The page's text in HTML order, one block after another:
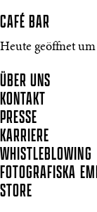
CAFÉ BAR
Heute geöffnet um
ÜBER UNS
KONTAKT
PRESSE
KARRIERE
WHISTLEBLOWING
FOTOGRAFISKA
STORE